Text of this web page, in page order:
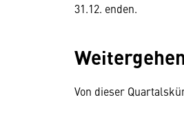
31.12. enden.
Von dieser